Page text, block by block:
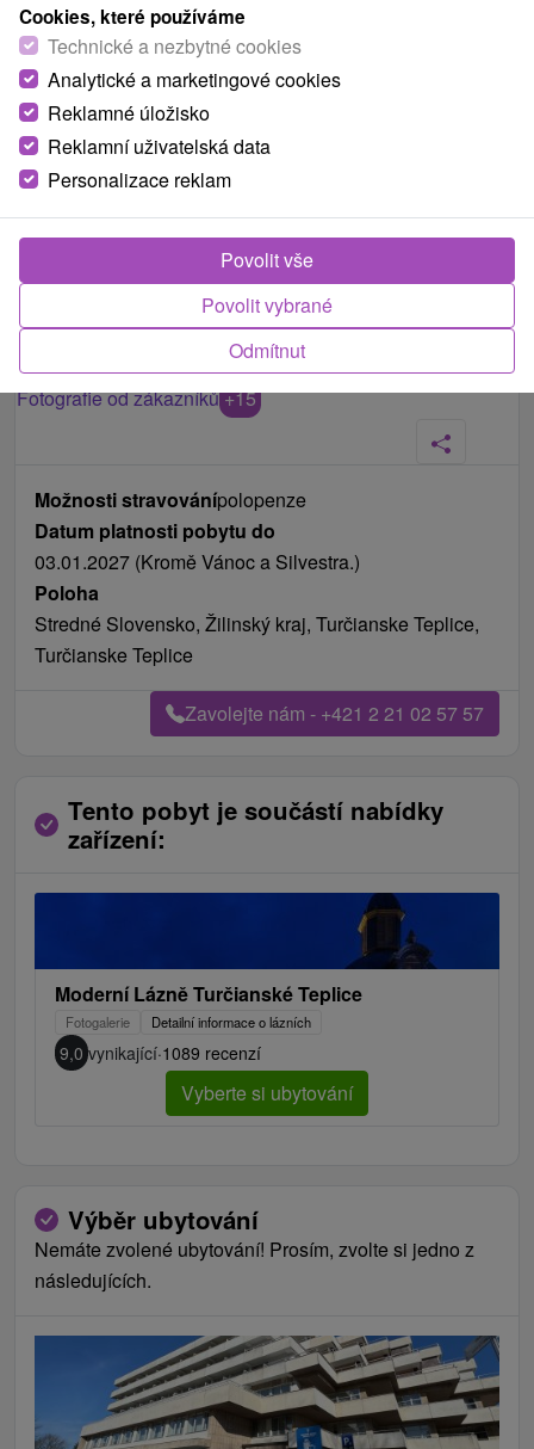
Fotografie od zákazníků+15
Možnosti stravovánípolopenze
Datum platnosti pobytu do
03.01.2027 (Kromě Vánoc a Silvestra.)
Poloha
Stredné Slovensko, Žilinský kraj, Turčianske Teplice,
Turčianske Teplice
Zavolejte nám - +421 2 21 02 57 57
Tento pobyt je součástí nabídky
zařízení:
Moderní Lázně Turčianské Teplice
Fotogalerie Detailní informace o lázních
9,0 vynikající·1089 recenzí
Vyberte si ubytování
Výběr ubytování
Nemáte zvolené ubytování! Prosím, zvolte si jedno z
následujících.
Cookies, které používáme
Technické a nezbytné cookies
Analytické a marketingové cookies
Reklamné úložisko
Reklamní uživatelská data
Personalizace reklam
Odmítnut
Povolit vybrané
Povolit vše